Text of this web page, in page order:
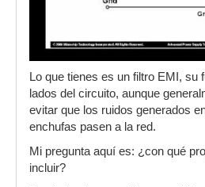
Lo que tienes es un filtro EMI, su
lados del circuito, aunque
evitar que los ruidos generados
enchufas pasen a la red.
Mi pregunta aquí es: ¿con qué
incluir?